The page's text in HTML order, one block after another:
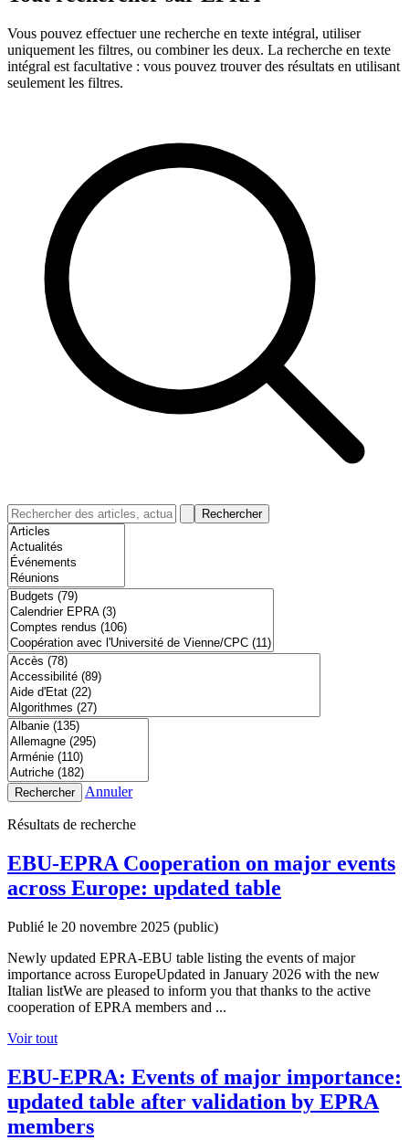
Vous pouvez effectuer une recherche en texte intégral, utiliser
uniquement les filtres, ou combiner les deux. La recherche en texte
intégral est facultative : vous pouvez trouver des résultats en utilisant
seulement les filtres.
Rechercher
Rechercher Annuler
Résultats de recherche
EBU-EPRA Cooperation on major events
across Europe: updated table
Publié le 20 novembre 2025 (public)
Newly updated EPRA-EBU table listing the events of major
importance across EuropeUpdated in January 2026 with the new
Italian listWe are pleased to inform you that thanks to the active
cooperation of EPRA members and ...
Voir tout
EBU-EPRA: Events of major importance:
updated table after validation by EPRA
members